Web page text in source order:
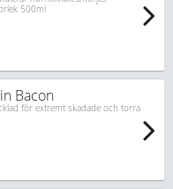
500ml
Bacon
för extremt skadade och torra